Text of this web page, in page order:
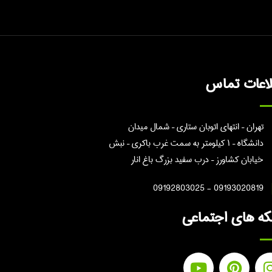
تماس
تهران – انتهای اتوبان ستاری – شمال میدان
دانشگاه – ۱ کیلومتر به سمت غرب باکری – نبش
خیابان کشاورز – درب سفید بزرگ باغ انار
09193020819 - 09192803025
های اجتماعی